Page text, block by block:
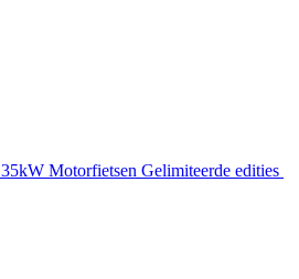
35kW Motorfietsen Gelimiteerde edities